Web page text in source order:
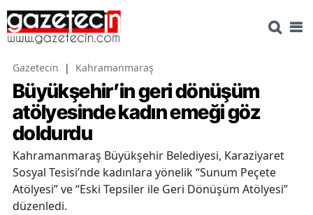
Gazetecin | Kahramanmaraş
Büyükşehir’in geri dönüşüm
atölyesinde kadın emeği göz
doldurdu
Kahramanmaraş Büyükşehir Belediyesi, Karaziyaret
Sosyal Tesisi’nde kadınlara yönelik “Sunum Peçete
Atölyesi” ve “Eski Tepsiler ile Geri Dönüşüm Atölyesi”
düzenledi.